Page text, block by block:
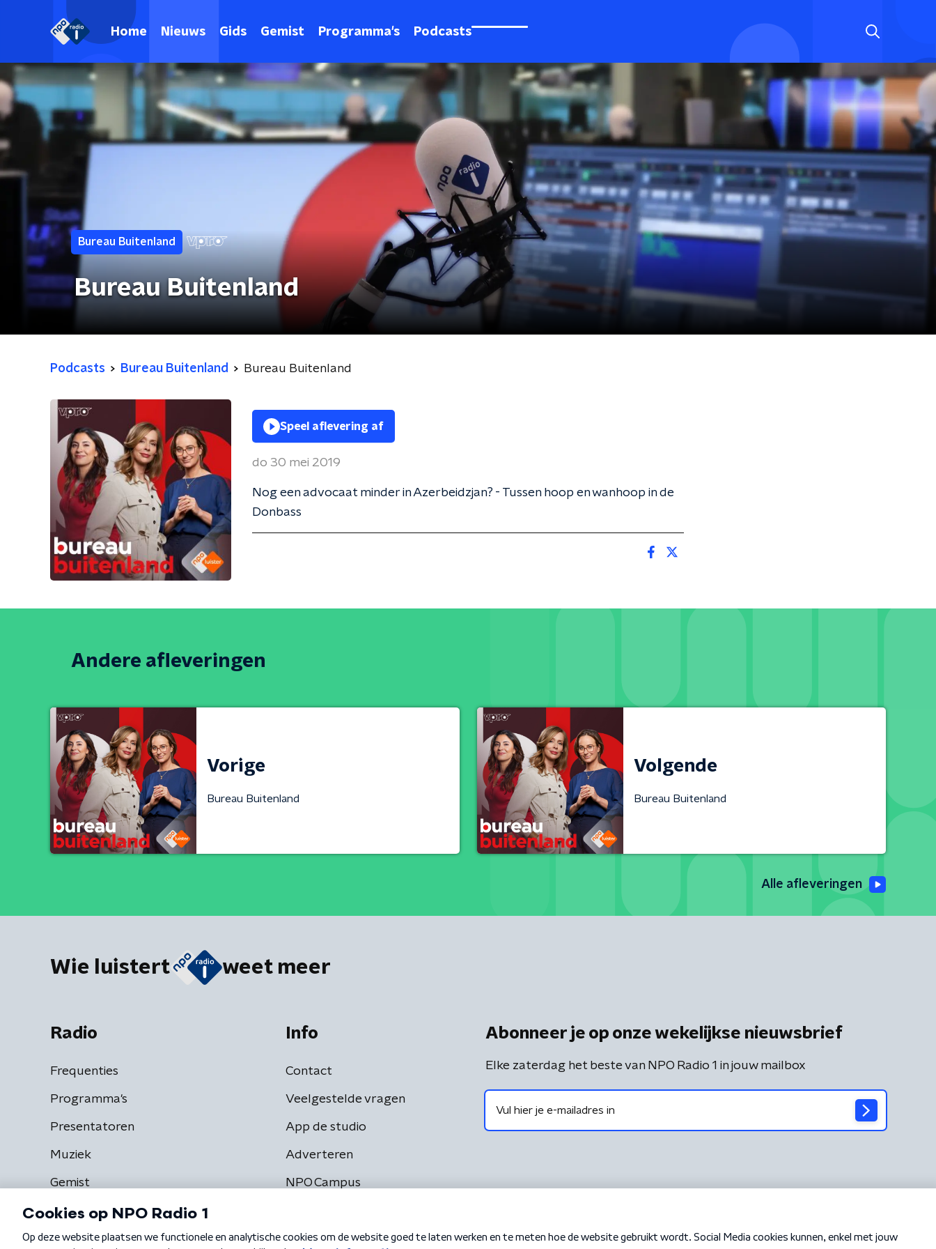
Home Nieuws Gids Gemist Programma's Podcasts
Bureau Buitenland
Bureau Buitenland
Podcasts Bureau Buitenland Bureau Buitenland
Speel aflevering af
do 30 mei 2019
Nog een advocaat minder in Azerbeidzjan? - Tussen hoop en wanhoop in de
Donbass
Andere afleveringen
Vorige
Bureau Buitenland
Volgende
Bureau Buitenland
Alle afleveringen
Wie luistert weet meer
Radio
Frequenties
Programma's
Presentatoren
Muziek
Gemist
Info
Contact
Veelgestelde vragen
App de studio
Adverteren
NPO Campus
Abonneer je op onze wekelijkse nieuwsbrief
Elke zaterdag het beste van NPO Radio 1 in jouw mailbox